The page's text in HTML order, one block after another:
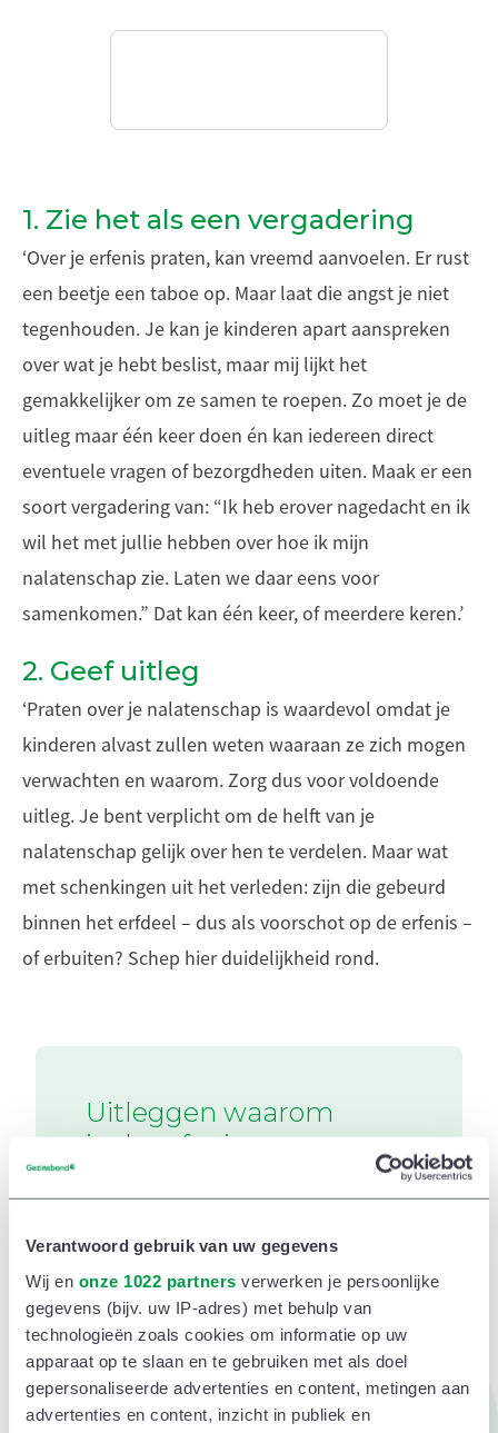
Verantwoord gebruik van uw gegevens
Wij en onze 1022 partners verwerken je persoonlijke
gegevens (bijv. uw IP-adres) met behulp van
technologieën zoals cookies om informatie op uw
apparaat op te slaan en te gebruiken met als doel
gepersonaliseerde advertenties en content, metingen aan
advertenties en content, inzicht in publiek en
1. Zie het als een vergadering
‘Over je erfenis praten, kan vreemd aanvoelen. Er rust
een beetje een taboe op. Maar laat die angst je niet
tegenhouden. Je kan je kinderen apart aanspreken
over wat je hebt beslist, maar mij lijkt het
gemakkelijker om ze samen te roepen. Zo moet je de
uitleg maar één keer doen én kan iedereen direct
eventuele vragen of bezorgdheden uiten. Maak er een
soort vergadering van: “Ik heb erover nagedacht en ik
wil het met jullie hebben over hoe ik mijn
nalatenschap zie. Laten we daar eens voor
samenkomen.” Dat kan één keer, of meerdere keren.’
2. Geef uitleg
‘Praten over je nalatenschap is waardevol omdat je
kinderen alvast zullen weten waaraan ze zich mogen
verwachten en waarom. Zorg dus voor voldoende
uitleg. Je bent verplicht om de helft van je
nalatenschap gelijk over hen te verdelen. Maar wat
met schenkingen uit het verleden: zijn die gebeurd
binnen het erfdeel – dus als voorschot op de erfenis –
of erbuiten? Schep hier duidelijkheid rond.
Uitleggen waarom
je de erfenis op een
verdeelt, kan
frustraties
beperken.
~An Deneffe ,jurist en
beleidsmedewerker